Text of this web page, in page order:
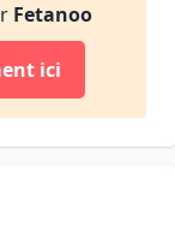
Fetanoo
ici